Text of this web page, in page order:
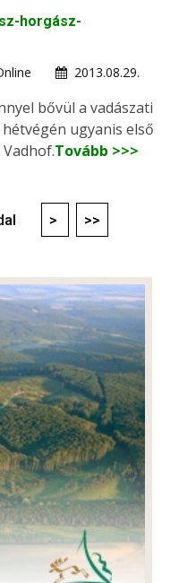
horgász-
2013.08.29.
bővül a vadászati
ugyanis első
Tovább >>>
> >>